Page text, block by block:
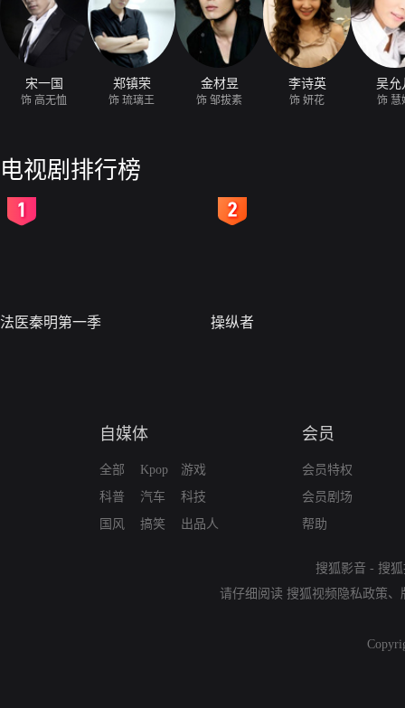
宋一国
饰 高无恤
郑镇荣
饰 琉璃王
金材昱
饰 邹拔素
李诗英
饰 妍花
吴允
饰 慧
电视剧排行榜
法医秦明第一季 操纵者
自媒体
全部
科普
国风
Kpop
汽车
搞笑
游戏
科技
出品人
会员
会员特权
会员剧场
帮助
搜狐影音 - 搜
请仔细阅读 搜狐视频隐私政策、